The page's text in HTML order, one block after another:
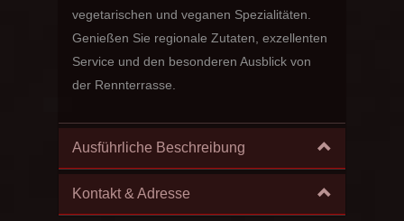
vegetarischen und veganen Spezialitäten.
Genießen Sie regionale Zutaten, exzellenten
Service und den besonderen Ausblick von
der Rennterrasse.
Ausführliche Beschreibung
Kontakt & Adresse